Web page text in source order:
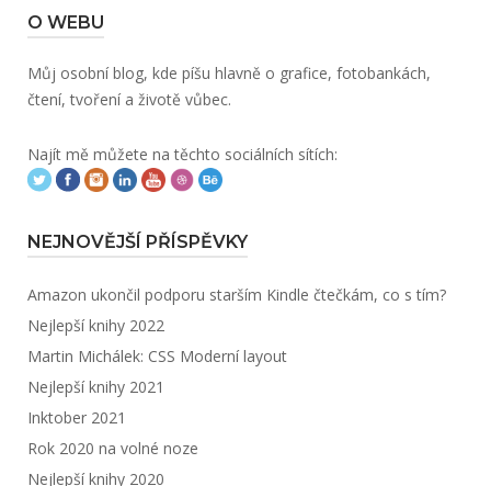
O WEBU
Můj osobní blog, kde píšu hlavně o grafice, fotobankách,
čtení, tvoření a životě vůbec.
Najít mě můžete na těchto sociálních sítích:
NEJNOVĚJŠÍ PŘÍSPĚVKY
Amazon ukončil podporu starším Kindle čtečkám, co s tím?
Nejlepší knihy 2022
Martin Michálek: CSS Moderní layout
Nejlepší knihy 2021
Inktober 2021
Rok 2020 na volné noze
Nejlepší knihy 2020